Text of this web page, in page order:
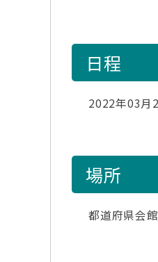
日程
2022年03月
場所
都道府県会